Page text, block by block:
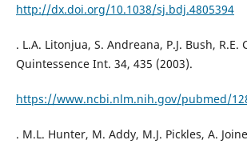
http://dx.doi.org/10.1038/sj.bdj.4805394
. L.A. Litonjua, S. Andreana, P.J. Bush, R.E.
Quintessence Int. 34, 435 (2003).
https://www.ncbi.nlm.nih.gov/pubmed/
. M.L. Hunter, M. Addy, M.J. Pickles, A.